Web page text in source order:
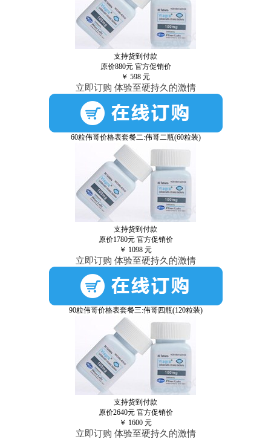
支持货到付款
原价880元 官方促销价
￥ 598 元
立即订购 体验至硬持久的激情
60粒伟哥价格表套餐二:伟哥二瓶(60粒装)
支持货到付款
原价1780元 官方促销价
￥ 1098 元
立即订购 体验至硬持久的激情
90粒伟哥价格表套餐三:伟哥四瓶(120粒装)
支持货到付款
原价2640元 官方促销价
￥ 1600 元
立即订购 体验至硬持久的激情